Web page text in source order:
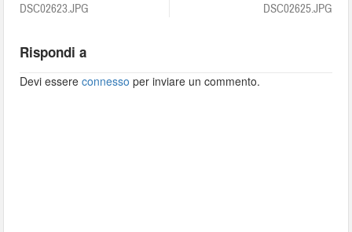
DSC02623.JPG DSC02625.JPG
Rispondi a
Devi essereconnesso per inviare un commento.